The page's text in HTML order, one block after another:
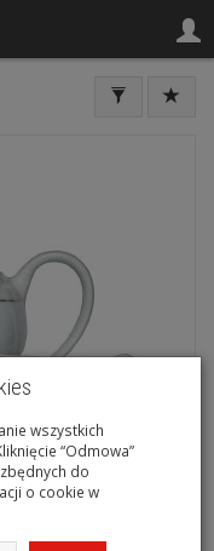
wszystkich
“Odmowa”
do
o cookie w